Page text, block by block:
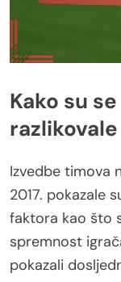
Kako su
Izvedbe timova
2017. pokazale
faktora kao što
spremnost
pokazali